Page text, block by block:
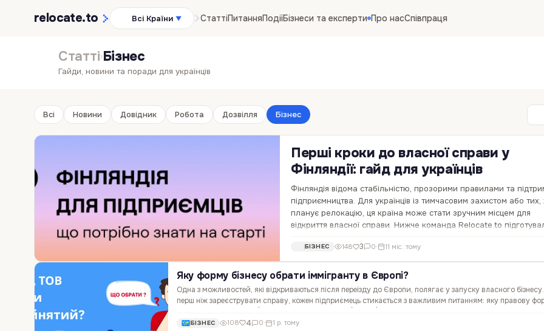
relocate.to Всі Країни ▼ СтаттіПитанняПодіїБізнеси та експерти Про насСпівпраця
Статті›Бізнес
Гайди, новини та поради для українців
Всі Новини Довідник Робота Дозвілля Бізнес
Перші кроки до власної справи у
Фінляндії: гайд для українців
Фінляндія відома стабільністю, прозорими правилами та
підприємництва. Для українців із тимчасовим захистом або тих,
планує релокацію, ця країна може стати зручним місцем для
відкриття власної справи. Нижче команда Relocate.to
БІЗНЕС 148 3 0· 11 міс. тому
Яку форму бізнесу обрати іммігранту в Європі?
Одна з можливостей, які відкриваються після переїзду до Європи, полягає у запуску власного
перш ніж зареєструвати справу, кожен підприємець стикається з важливим питанням: яку правову
БІЗНЕС 108 4 0· 1 р. тому